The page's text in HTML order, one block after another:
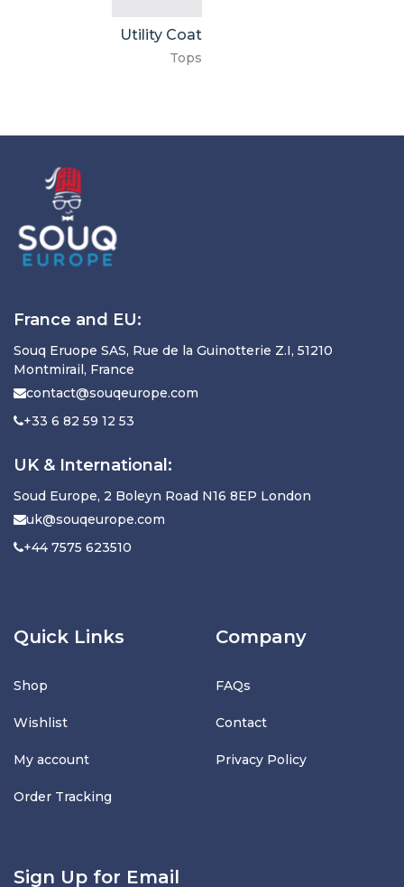
Utility Coat
Tops
France and EU:
Souq Eruope SAS, Rue de la Guinotterie Z.I, 51210
Montmirail, France
contact@souqeurope.com
+33 6 82 59 12 53
UK & International:
Soud Europe, 2 Boleyn Road N16 8EP London
uk@souqeurope.com
+44 7575 623510
Quick Links
Shop
Wishlist
My account
Order Tracking
Company
FAQs
Contact
Privacy Policy
Sign Up for Email